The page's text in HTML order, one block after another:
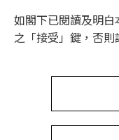
如閣下已閱讀及明白
之「接受」鍵，否則